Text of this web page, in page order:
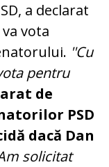
a declarat
vota
''Cu
pentru
de
PSD
dacă Dan
solicitat